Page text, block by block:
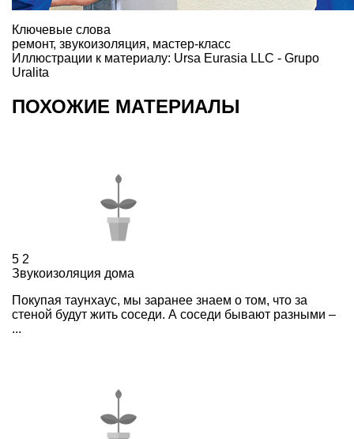
Ключевые слова
ремонт, звукоизоляция, мастер-класс
Иллюстрации к материалу: Ursa Eurasia LLC - Grupo
Uralita
ПОХОЖИЕ МАТЕРИАЛЫ
5 2
Звукоизоляция дома
Покупая таунхаус, мы заранее знаем о том, что за
стеной будут жить соседи. А соседи бывают разными –
...